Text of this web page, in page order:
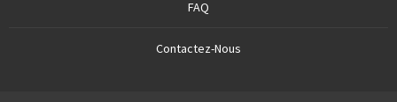
FAQ
Contactez-Nous